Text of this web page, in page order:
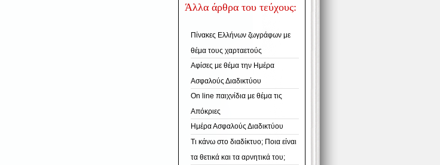
Άλλα άρθρα του τεύχους:
Πίνακες Ελλήνων ζωγράφων με
θέμα τους χαρταετούς
Αφίσες με θέμα την Ημέρα
Ασφαλούς Διαδικτύου
On line παιχνίδια με θέμα τις
Απόκριες
Ημέρα Ασφαλούς Διαδικτύου
Τι κάνω στο διαδίκτυο; Ποια είναι
τα θετικά και τα αρνητικά του;